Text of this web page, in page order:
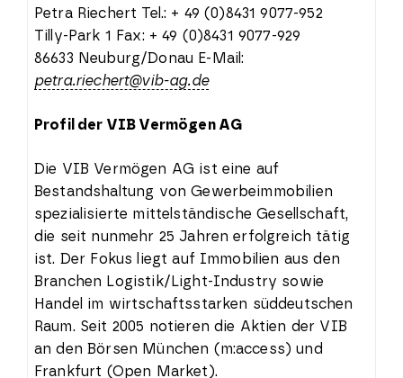
Petra Riechert Tel.: + 49 (0)8431 9077-952
Tilly-Park 1 Fax: + 49 (0)8431 9077-929
86633 Neuburg/Donau E-Mail:
petra.riechert@vib-ag.de
Profil der VIB Vermögen AG
Die VIB Vermögen AG ist eine auf
Bestandshaltung von Gewerbeimmobilien
spezialisierte mittelständische Gesellschaft,
die seit nunmehr 25 Jahren erfolgreich tätig
ist. Der Fokus liegt auf Immobilien aus den
Branchen Logistik/Light-Industry sowie
Handel im wirtschaftsstarken süddeutschen
Raum. Seit 2005 notieren die Aktien der VIB
an den Börsen München (m:access) und
Frankfurt (Open Market).